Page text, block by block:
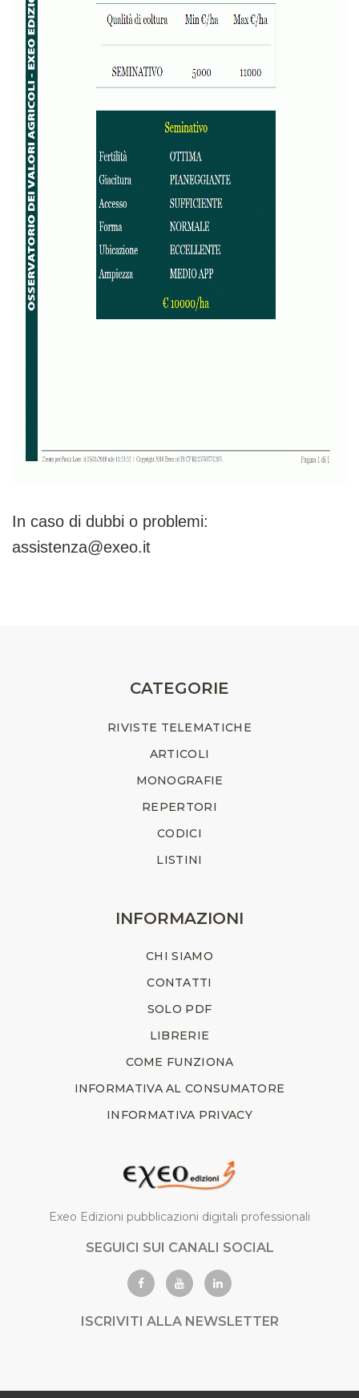
In caso di dubbi o problemi:
assistenza@exeo.it
CATEGORIE
RIVISTE TELEMATICHE
ARTICOLI
MONOGRAFIE
REPERTORI
CODICI
LISTINI
INFORMAZIONI
CHI SIAMO
CONTATTI
SOLO PDF
LIBRERIE
COME FUNZIONA
INFORMATIVA AL CONSUMATORE
INFORMATIVA PRIVACY
Exeo Edizioni pubblicazioni digitali professionali
SEGUICI SUI CANALI SOCIAL
ISCRIVITI ALLA NEWSLETTER